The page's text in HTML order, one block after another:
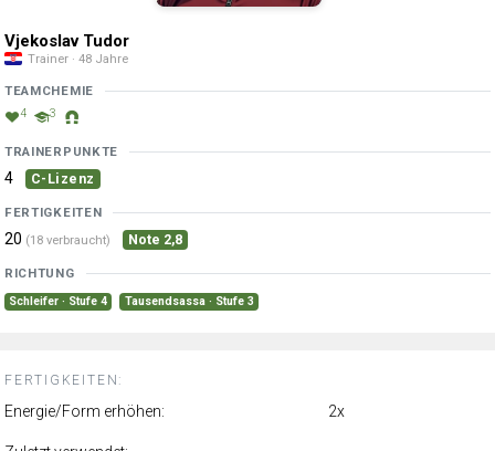
Vjekoslav Tudor
Trainer · 48 Jahre
TEAMCHEMIE
4 3
TRAINERPUNKTE
4 C-Lizenz
FERTIGKEITEN
20 (18 verbraucht) Note 2,8
RICHTUNG
Schleifer · Stufe 4 Tausendsassa · Stufe 3
FERTIGKEITEN:
Energie/Form erhöhen: 2x